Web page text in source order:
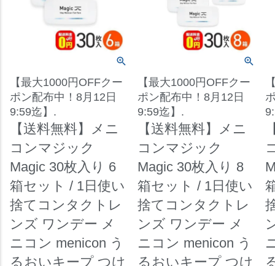
【最大1000円OFFクー
ポン配布中！8月12日
9:59迄】.
【送料無料】メニ
コンマジック
Magic 30枚入り 6
箱セット / 1日使い
捨てコンタクトレ
ンズ ワンデー メ
ニコン menicon う
るおいキープ つけ
【最大1000円OFFクー
ポン配布中！8月12日
9:59迄】.
【送料無料】メニ
コンマジック
Magic 30枚入り 8
箱セット / 1日使い
捨てコンタクトレ
ンズ ワンデー メ
ニコン menicon う
るおいキープ つけ